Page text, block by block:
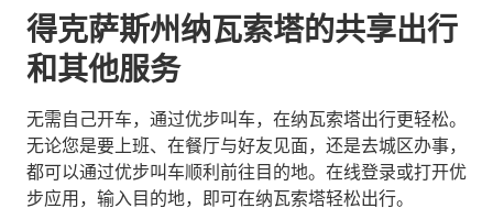
得克萨斯州纳瓦索塔的共享出行
和其他服务
无需自己开车，通过优步叫车，在纳瓦索塔出行更轻松。
无论您是要上班、在餐厅与好友见面，还是去城区办事，
都可以通过优步叫车顺利前往目的地。在线登录或打开优
步应用，输入目的地，即可在纳瓦索塔轻松出行。